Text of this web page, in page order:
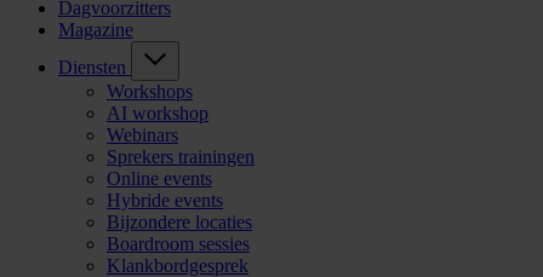
Dagvoorzitters
Magazine
Diensten
Workshops
AI workshop
Webinars
Sprekers trainingen
Online events
Hybride events
Bijzondere locaties
Boardroom sessies
Klankbordgesprek